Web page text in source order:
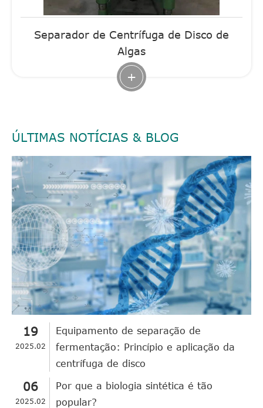
Separador de Centrífuga de Disco de
Algas
+
ÚLTIMAS NOTÍCIAS & BLOG
19
2025.02
Equipamento de separação de
fermentação: Princípio e aplicação da
centrífuga de disco
06
2025.02
Por que a biologia sintética é tão
popular?